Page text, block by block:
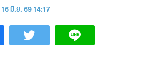
16 มิ.ย. 69 14:17